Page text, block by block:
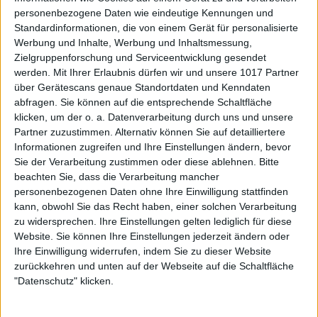
personenbezogene Daten wie eindeutige Kennungen und
Standardinformationen, die von einem Gerät für personalisierte
Werbung und Inhalte, Werbung und Inhaltsmessung,
Zielgruppenforschung und Serviceentwicklung gesendet
werden.
Mit Ihrer Erlaubnis dürfen wir und unsere 1017 Partner
über Gerätescans genaue Standortdaten und Kenndaten
abfragen. Sie können auf die entsprechende Schaltfläche
klicken, um der o. a. Datenverarbeitung durch uns und unsere
Partner zuzustimmen. Alternativ können Sie auf detailliertere
Informationen zugreifen und Ihre Einstellungen ändern, bevor
Sie der Verarbeitung zustimmen oder diese ablehnen.
Bitte
beachten Sie, dass die Verarbeitung mancher
personenbezogenen Daten ohne Ihre Einwilligung stattfinden
kann, obwohl Sie das Recht haben, einer solchen Verarbeitung
zu widersprechen. Ihre Einstellungen gelten lediglich für diese
Website. Sie können Ihre Einstellungen jederzeit ändern oder
Ihre Einwilligung widerrufen, indem Sie zu dieser Website
zurückkehren und unten auf der Webseite auf die Schaltfläche
"Datenschutz" klicken.